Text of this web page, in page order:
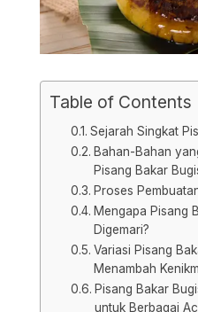
Table of Contents
Sejarah Singkat
Bahan-Bahan
Pisang Bakar
Proses
Mengapa Pisang
Digemari?
Variasi Pisang
Menambah
Pisang Bakar
untuk Berbagai